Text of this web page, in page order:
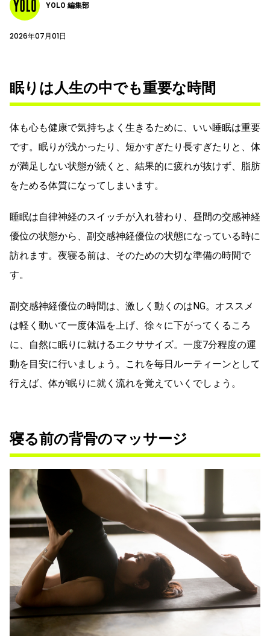
YOLO 編集部
2026年07月01日
眠りは人生の中でも重要な時間
体も心も健康で気持ちよく生きるために、いい睡眠は重要
です。眠りが浅かったり、短かすぎたり長すぎたりと、体
が満足しない状態が続くと、結果的に疲れが抜けず、脂肪
をためる体質になってしまいます。
睡眠は自律神経のスイッチが入れ替わり、昼間の交感神経
優位の状態から、副交感神経優位の状態になっている時に
訪れます。夜寝る前は、そのための大切な準備の時間で
す。
副交感神経優位の時間は、激しく動くのはNG。オススメ
は軽く動いて一度体温を上げ、徐々に下がってくるころ
に、自然に眠りに就けるエクササイズ。一度7分程度の運
動を目安に行いましょう。これを毎日ルーティーンとして
行えば、体が眠りに就く流れを覚えていくでしょう。
寝る前の背骨のマッサージ